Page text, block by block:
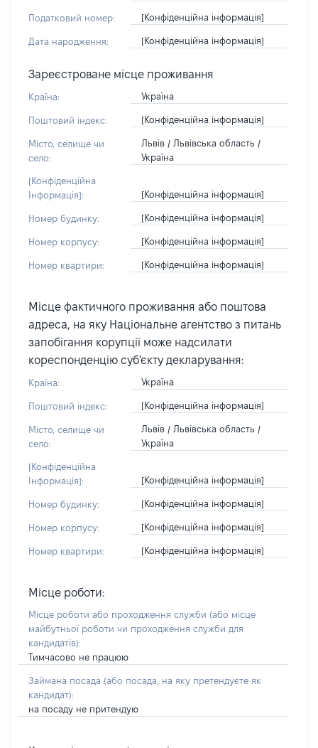
Податковий номер: [Конфіденційна інформація]
Дата народження: [Конфіденційна інформація]
Зареєстроване місце проживання
Країна: Україна
Поштовий індекс: [Конфіденційна інформація]
Місто, селище чи
село:
Львів / Львівська область /
Україна
[Конфіденційна
Інформація]:
[Конфіденційна інформація]
Номер будинку: [Конфіденційна інформація]
Номер корпусу: [Конфіденційна інформація]
Номер квартири: [Конфіденційна інформація]
Місце фактичного проживання або поштова
адреса, на яку Національне агентство з питань
запобігання корупції може надсилати
кореспонденцію суб'єкту декларування:
Країна: Україна
Поштовий індекс: [Конфіденційна інформація]
Місто, селище чи
село:
Львів / Львівська область /
Україна
[Конфіденційна
Інформація]:
[Конфіденційна інформація]
Номер будинку: [Конфіденційна інформація]
Номер корпусу: [Конфіденційна інформація]
Номер квартири: [Конфіденційна інформація]
Місце роботи:
Місце роботи або проходження служби (або місце
майбутньої роботи чи проходження служби для
кандидатів):
Тимчасово не працюю
Займана посада (або посада, на яку претендуєте як
кандидат):
на посаду не притендую